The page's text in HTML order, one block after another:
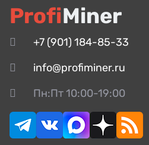
ProfiMiner
+7 (901) 184-85-33
info@profiminer.ru
Пн:Пт 10:00-19:00